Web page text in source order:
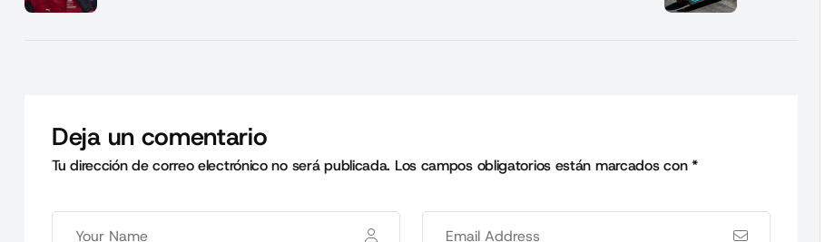
Deja un comentario
Tu dirección de correo electrónico no será publicada. Los campos obligatorios están marcados con*